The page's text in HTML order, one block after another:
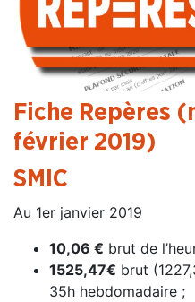
Fiche Repères
février 2019)
SMIC
Au 1er janvier 2019
10,06 € brut de
1525,47€ brut
35h hebdomadaire ;